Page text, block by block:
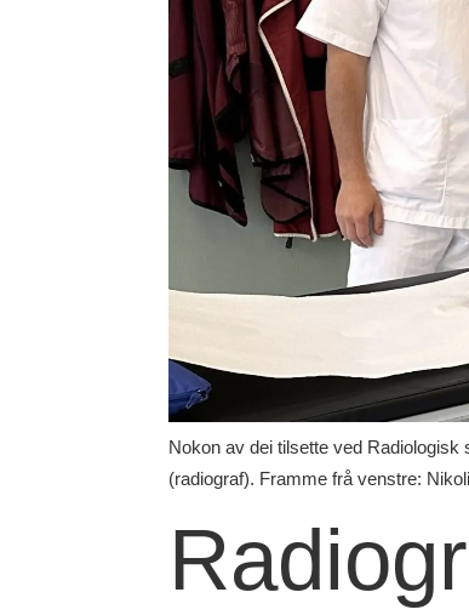
Nokon av dei tilsette ved
(radiograf). Framme frå venstre: